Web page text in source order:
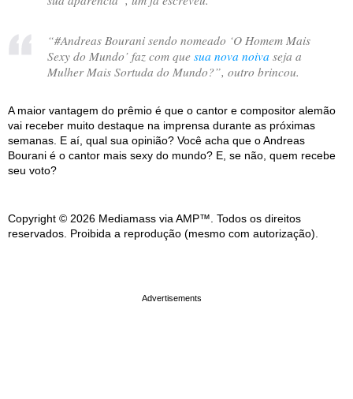
“#Andreas Bourani sendo nomeado ‘O Homem Mais
Sexy do Mundo’ faz com que sua nova noiva seja a
Mulher Mais Sortuda do Mundo?”, outro brincou.
A maior vantagem do prêmio é que o cantor e compositor alemão
vai receber muito destaque na imprensa durante as próximas
semanas. E aí, qual sua opinião? Você acha que o Andreas
Bourani é o cantor mais sexy do mundo? E, se não, quem recebe
seu voto?
Copyright © 2026 Mediamass via AMP™. Todos os direitos
reservados. Proibida a reprodução (mesmo com autorização).